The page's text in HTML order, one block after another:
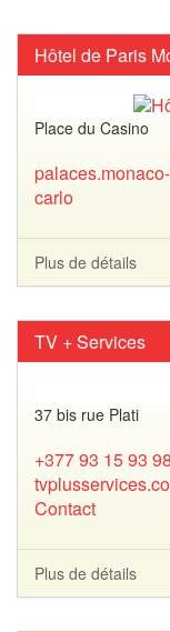
Hôtel de Paris
Place du Casino
carlo
Plus de détails
TV + Services
37 bis rue Plati
+377 93 15 93 98
Contact
Plus de détails